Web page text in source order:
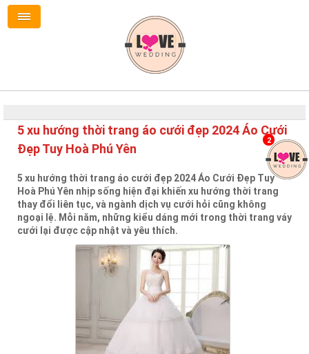
5 xu hướng thời trang áo cưới đẹp 2024 Áo Cưới
Đẹp Tuy Hoà Phú Yên
5 xu hướng thời trang áo cưới đẹp 2024 Áo Cưới Đẹp Tuy
Hoà Phú Yên nhịp sống hiện đại khiến xu hướng thời trang
thay đổi liên tục, và ngành dịch vụ cưới hỏi cũng không
ngoại lệ. Mỗi năm, những kiểu dáng mới trong thời trang váy
cưới lại được cập nhật và yêu thích.
2